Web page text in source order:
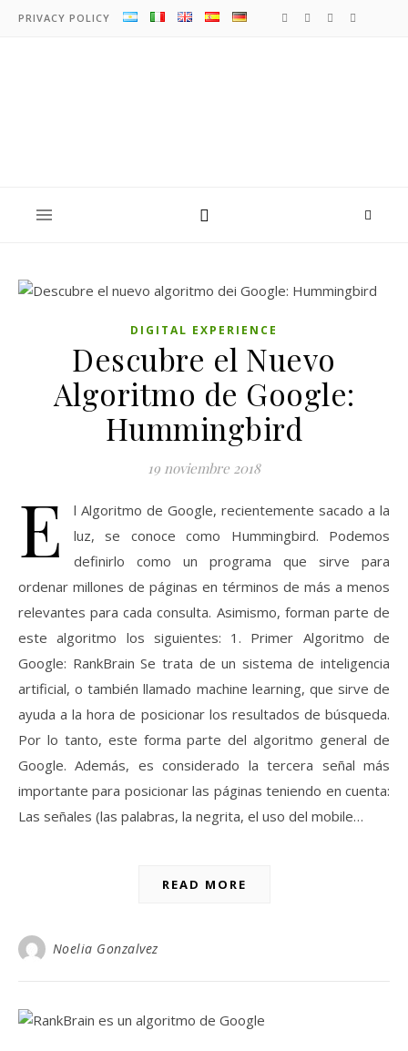
PRIVACY POLICY
DIGITAL EXPERIENCE
Descubre el Nuevo
Algoritmo de Google:
Hummingbird
19 noviembre 2018
E
l Algoritmo de Google, recientemente sacado a la
luz, se conoce como Hummingbird. Podemos
definirlo como un programa que sirve para
ordenar millones de páginas en términos de más a menos
relevantes para cada consulta. Asimismo, forman parte de
este algoritmo los siguientes: 1. Primer Algoritmo de
Google: RankBrain Se trata de un sistema de inteligencia
artificial, o también llamado machine learning, que sirve de
ayuda a la hora de posicionar los resultados de búsqueda.
Por lo tanto, este forma parte del algoritmo general de
Google. Además, es considerado la tercera señal más
importante para posicionar las páginas teniendo en cuenta:
Las señales (las palabras, la negrita, el uso del mobile…
READ MORE
Noelia Gonzalvez